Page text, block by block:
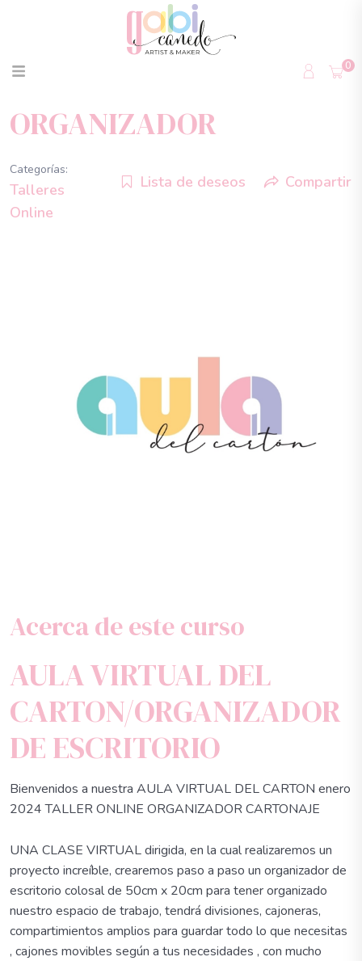
0
ORGANIZADOR
Categorías:
Talleres
Online
Lista de deseos Compartir
Acerca de este curso
AULA VIRTUAL DEL
CARTON/ORGANIZADOR
DE ESCRITORIO
Bienvenidos a nuestra AULA VIRTUAL DEL CARTON enero
2024 TALLER ONLINE ORGANIZADOR CARTONAJE
UNA CLASE VIRTUAL dirigida, en la cual realizaremos un
proyecto increíble, crearemos paso a paso un organizador de
escritorio colosal de 50cm x 20cm para tener organizado
nuestro espacio de trabajo, tendrá divisiones, cajoneras,
compartimientos amplios para guardar todo lo que necesitas
, cajones movibles según a tus necesidades , con mucho